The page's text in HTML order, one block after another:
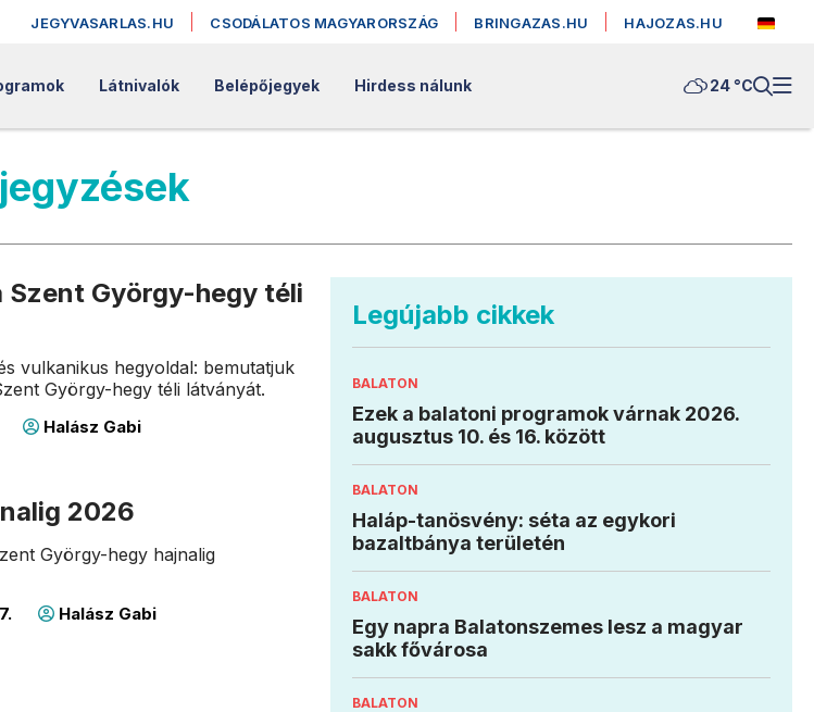
JEGYVASARLAS.HU CSODÁLATOS MAGYARORSZÁG BRINGAZAS.HU HAJOZAS.HU
Látnivalók Belépőjegyek Hirdess nálunk 24 °C
Szent György-hegy téli
vulkanikus hegyoldal: bemutatjuk
György-hegy téli látványát.
Halász Gabi
2026
György-hegy hajnalig
Halász Gabi
Legújabb cikkek
BALATON
Ezek a balatoni programok várnak 2026.
augusztus 10. és 16. között
BALATON
Haláp-tanösvény: séta az egykori
bazaltbánya területén
BALATON
Egy napra Balatonszemes lesz a magyar
sakk fővárosa
BALATON